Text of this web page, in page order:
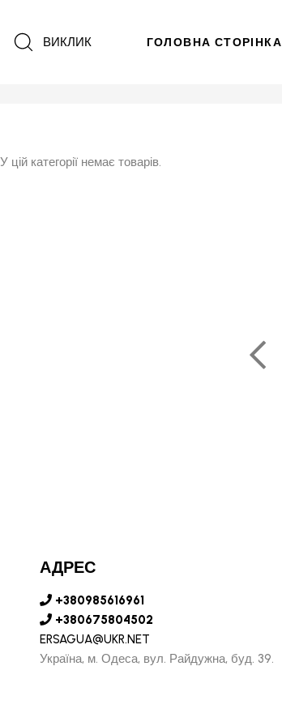
ВИКЛИК ГОЛОВНА СТОРІНКА
У цій категорії немає товарів.
АДРЕС
+380985616961
+380675804502
ERSAGUA@UKR.NET
Україна, м. Одеса, вул. Райдужна, буд. 39.